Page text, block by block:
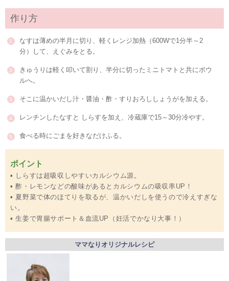
作り方
なすは薄めの半月に切り、軽くレンジ加熱（600Wで1分半～2
分）して、えぐみをとる。
きゅうりは軽く叩いて割り、半分に切ったミニトマトと共にボウ
ルへ。
そこに温かいだし汁・醤油・酢・すりおろししょうがを加える。
レンチンしたなすと しらすを加え、冷蔵庫で15～30分冷やす。
食べる時にごまを好きなだけふる。
ポイント
▪︎ しらすは超吸収しやすいカルシウム源。
▪︎ 酢・レモンなどの酸味があるとカルシウムの吸収率UP！
▪︎ 夏野菜で体のほてりを取るが、温かいだしを使うので冷えすぎな
い。
▪︎ 生姜で胃腸サポート＆血流UP（妊活でかなり大事！）
ママなりオリジナルレシピ